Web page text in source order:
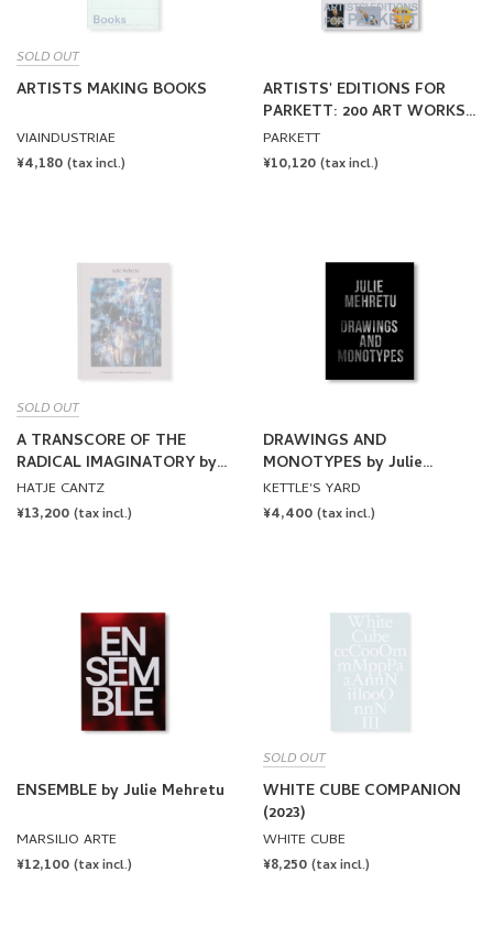
ARTISTS MAKING BOOKS
VIAINDUSTRIAE
REGULAR
¥4,180(tax incl.)
ARTISTS' EDITIONS FOR
PARKETT: 200 ART WORKS
REGULAR
PRICE
¥10,120(tax incl.)
A TRANSCORE OF THE
RADICAL IMAGINATORY by
Julie Mehretu
HATJE CANTZ
REGULAR
PRICE
¥13,200(tax incl.)
DRAWINGS AND
MONOTYPES by Julie
REGULAR
PRICE
¥4,400(tax incl.)
ENSEMBLE by Julie Mehretu
REGULAR
¥12,100(tax incl.)
WHITE CUBE COMPANION
WHITE CUBE
REGULAR
PRICE
¥8,250(tax incl.)